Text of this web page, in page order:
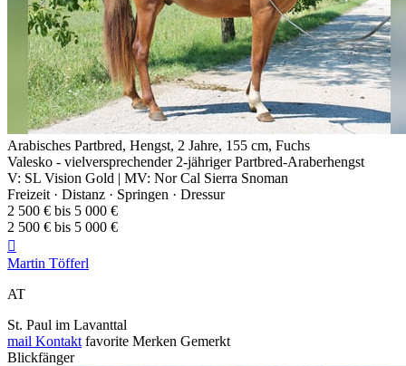
Arabisches Partbred, Hengst, 2 Jahre, 155 cm, Fuchs
Valesko - vielversprechender 2-jähriger Partbred-Araberhengst
V: SL Vision Gold | MV: Nor Cal Sierra Snoman
Freizeit · Distanz · Springen · Dressur
2 500 € bis 5 000 €
2 500 € bis 5 000 €

Martin Töfferl
AT
St. Paul im Lavanttal
mail Kontakt favorite Merken Gemerkt
Blickfänger